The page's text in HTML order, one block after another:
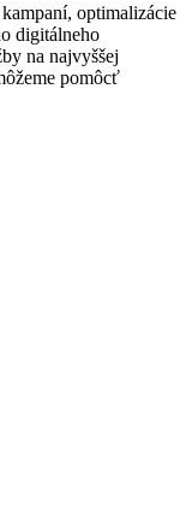
optimalizácie
digitálneho
na najvyššej
pomôcť